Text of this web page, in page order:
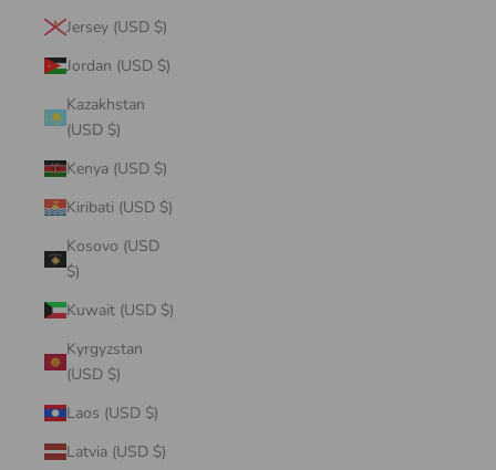
Jersey (USD $)
Jordan (USD $)
Kazakhstan
(USD $)
Kenya (USD $)
Kiribati (USD $)
Kosovo (USD
$)
Kuwait (USD $)
Kyrgyzstan
(USD $)
Laos (USD $)
Latvia (USD $)